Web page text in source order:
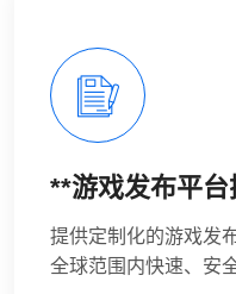
**游戏发布平台
提供定制化的游戏发
全球范围内快速、安